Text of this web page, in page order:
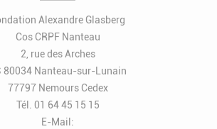
Alexandre Glasberg
Cos CRPF Nanteau
2, rue des Arches
80034 Nanteau-sur-Lunain
77797 Nemours Cedex
Tél. 01 64 45 15 15
E-Mail: